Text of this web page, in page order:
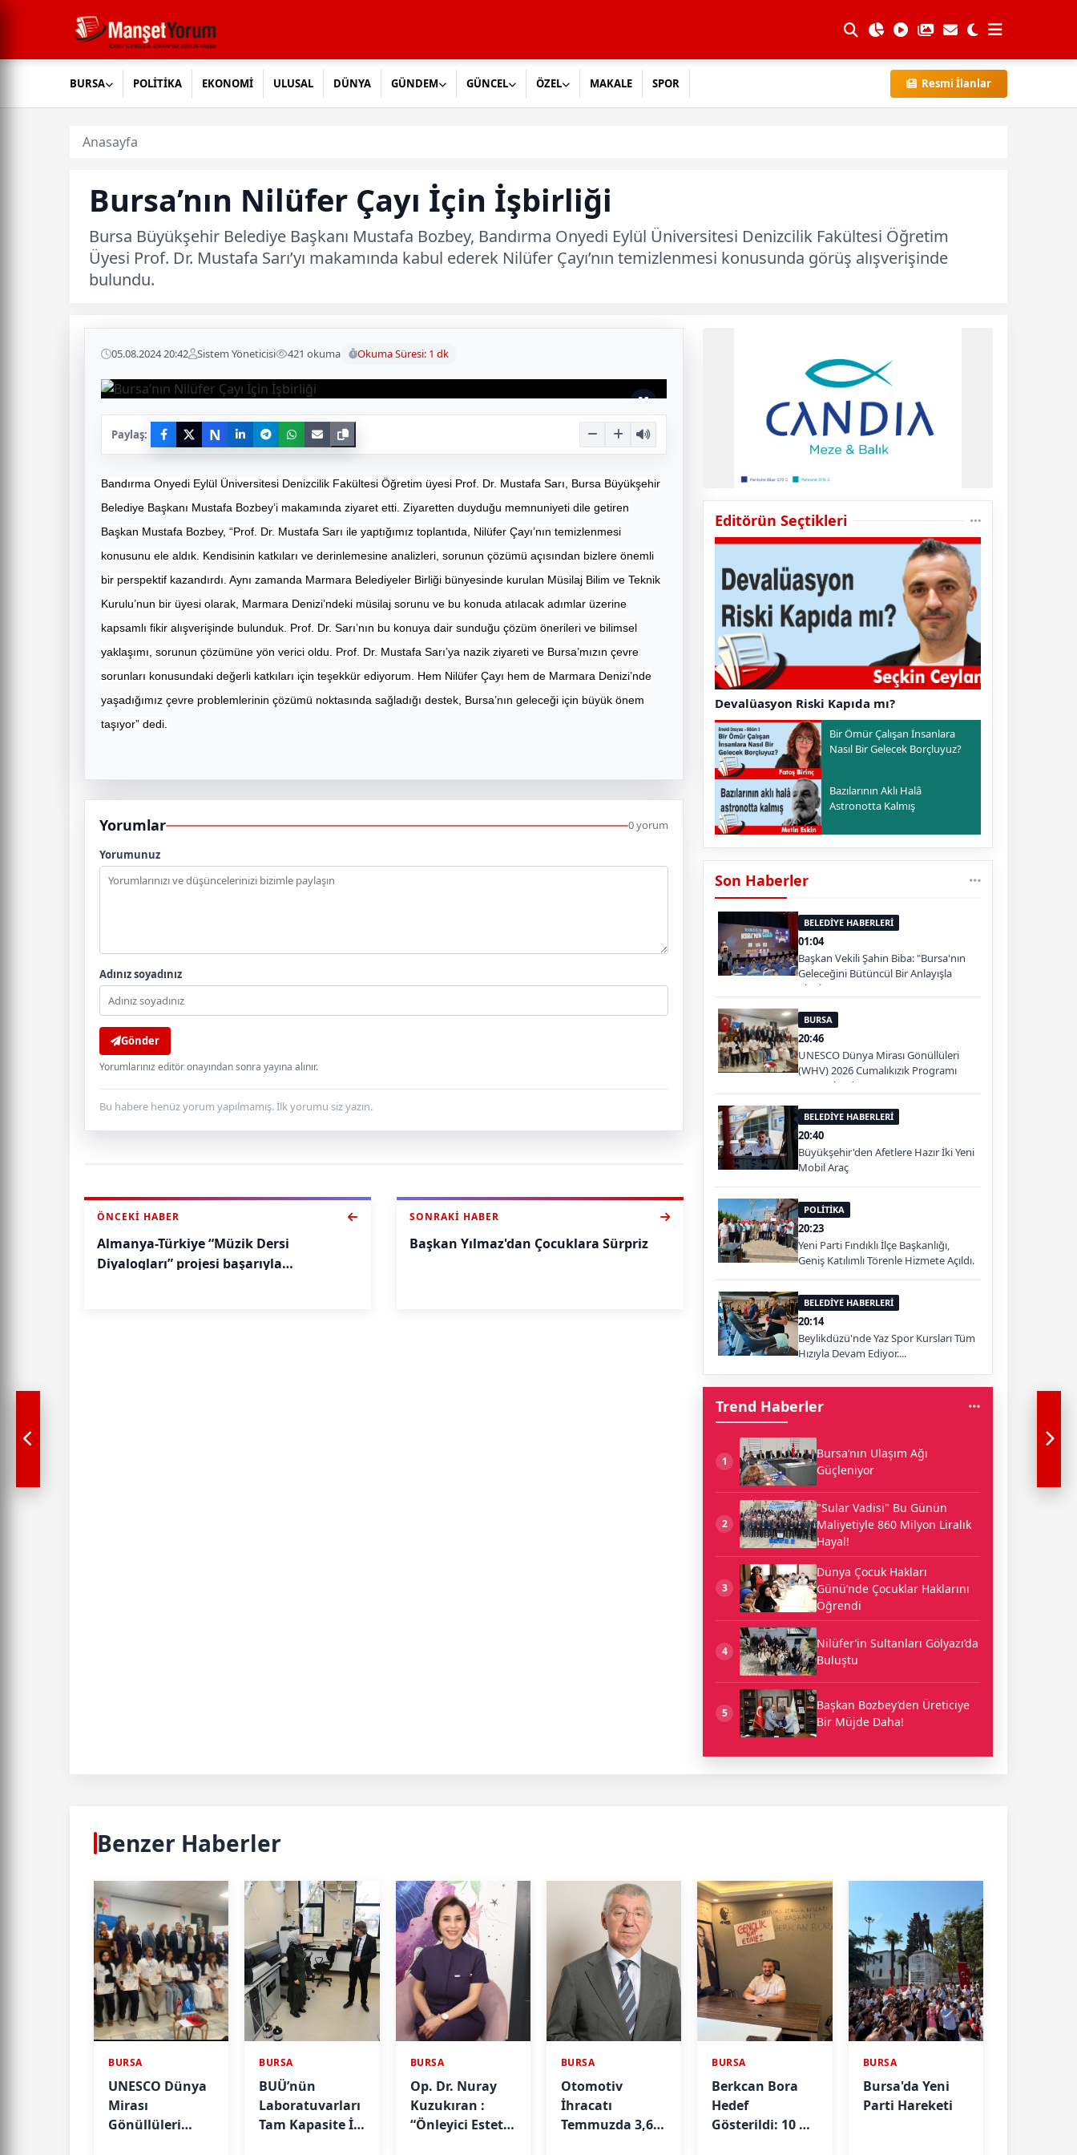
BURSA POLİTİKA EKONOMİ ULUSAL DÜNYA GÜNDEM GÜNCEL ÖZEL MAKALE SPOR Resmi İlanlar
Anasayfa
Bursa’nın Nilüfer Çayı İçin İşbirliği
Bursa Büyükşehir Belediye Başkanı Mustafa Bozbey, Bandırma Onyedi Eylül Üniversitesi Denizcilik Fakültesi Öğretim
Üyesi Prof. Dr. Mustafa Sarı’yı makamında kabul ederek Nilüfer Çayı’nın temizlenmesi konusunda görüş alışverişinde
bulundu.
05.08.2024 20:42 Sistem Yöneticisi 421 okuma Okuma Süresi: 1 dk
Paylaş: N
Bandırma Onyedi Eylül Üniversitesi Denizcilik Fakültesi Öğretim üyesi Prof. Dr. Mustafa Sarı, Bursa Büyükşehir
Belediye Başkanı Mustafa Bozbey’i makamında ziyaret etti. Ziyaretten duyduğu memnuniyeti dile getiren
Başkan Mustafa Bozbey, “Prof. Dr. Mustafa Sarı ile yaptığımız toplantıda, Nilüfer Çayı’nın temizlenmesi
konusunu ele aldık. Kendisinin katkıları ve derinlemesine analizleri, sorunun çözümü açısından bizlere önemli
bir perspektif kazandırdı. Aynı zamanda Marmara Belediyeler Birliği bünyesinde kurulan Müsilaj Bilim ve Teknik
Kurulu’nun bir üyesi olarak, Marmara Denizi’ndeki müsilaj sorunu ve bu konuda atılacak adımlar üzerine
kapsamlı fikir alışverişinde bulunduk. Prof. Dr. Sarı’nın bu konuya dair sunduğu çözüm önerileri ve bilimsel
yaklaşımı, sorunun çözümüne yön verici oldu. Prof. Dr. Mustafa Sarı’ya nazik ziyareti ve Bursa’mızın çevre
sorunları konusundaki değerli katkıları için teşekkür ediyorum. Hem Nilüfer Çayı hem de Marmara Denizi’nde
yaşadığımız çevre problemlerinin çözümü noktasında sağladığı destek, Bursa’nın geleceği için büyük önem
taşıyor” dedi.
Yorumlar 0 yorum
Yorumunuz
Adınız soyadınız
Gönder
Yorumlarınız editör onayından sonra yayına alınır.
Bu habere henüz yorum yapılmamış. İlk yorumu siz yazın.
ÖNCEKI HABER
Almanya-Türkiye “Müzik Dersi
Diyalogları” projesi başarıyla
SONRAKI HABER
Başkan Yılmaz'dan Çocuklara Sürpriz
Editörün Seçtikleri
Devalüasyon Riski Kapıda mı?
Bir Ömür Çalışan İnsanlara
Nasıl Bir Gelecek Borçluyuz?
Bazılarının Aklı Halâ
Astronotta Kalmış
Son Haberler
BELEDİYE HABERLERİ
01:04
Başkan Vekili Şahin Biba: "Bursa'nın
Geleceğini Bütüncül Bir Anlayışla
Planlıyoruz"
BURSA
20:46
UNESCO Dünya Mirası Gönüllüleri
(WHV) 2026 Cumalıkızık Programı
Tamamlandı.
BELEDİYE HABERLERİ
20:40
Büyükşehir'den Afetlere Hazır İki Yeni
Mobil Araç
POLİTİKA
20:23
Yeni Parti Fındıklı İlçe Başkanlığı,
Geniş Katılımlı Törenle Hizmete Açıldı.
BELEDİYE HABERLERİ
20:14
Beylikdüzü'nde Yaz Spor Kursları Tüm
Hızıyla Devam Ediyor....
Trend Haberler
1
Bursa’nın Ulaşım Ağı
Güçleniyor
2
"Sular Vadisi" Bu Günün
Maliyetiyle 860 Milyon Liralık
Hayal!
3
Dünya Çocuk Hakları
Günü’nde Çocuklar Haklarını
Öğrendi
4
Nilüfer’in Sultanları Gölyazı’da
Buluştu
5
Başkan Bozbey’den Üreticiye
Bir Müjde Daha!
Benzer Haberler
BURSA
UNESCO Dünya
Mirası
Gönüllüleri
BURSA
BUÜ’nün
Laboratuvarları
Tam Kapasite İle
BURSA
Op. Dr. Nuray
Kuzukıran :
“Önleyici Estetik
BURSA
Otomotiv
İhracatı
Temmuzda 3,6
BURSA
Berkcan Bora
Hedef
Gösterildi: 10 Yıl
BURSA
Bursa'da Yeni
Parti Hareketi